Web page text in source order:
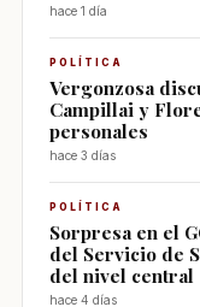
hace 1 día
POLÍTICA
Vergonzosa
Campillai y
personales
hace 3 días
POLÍTICA
Sorpresa en el
del Servicio de
del nivel central
hace 4 días